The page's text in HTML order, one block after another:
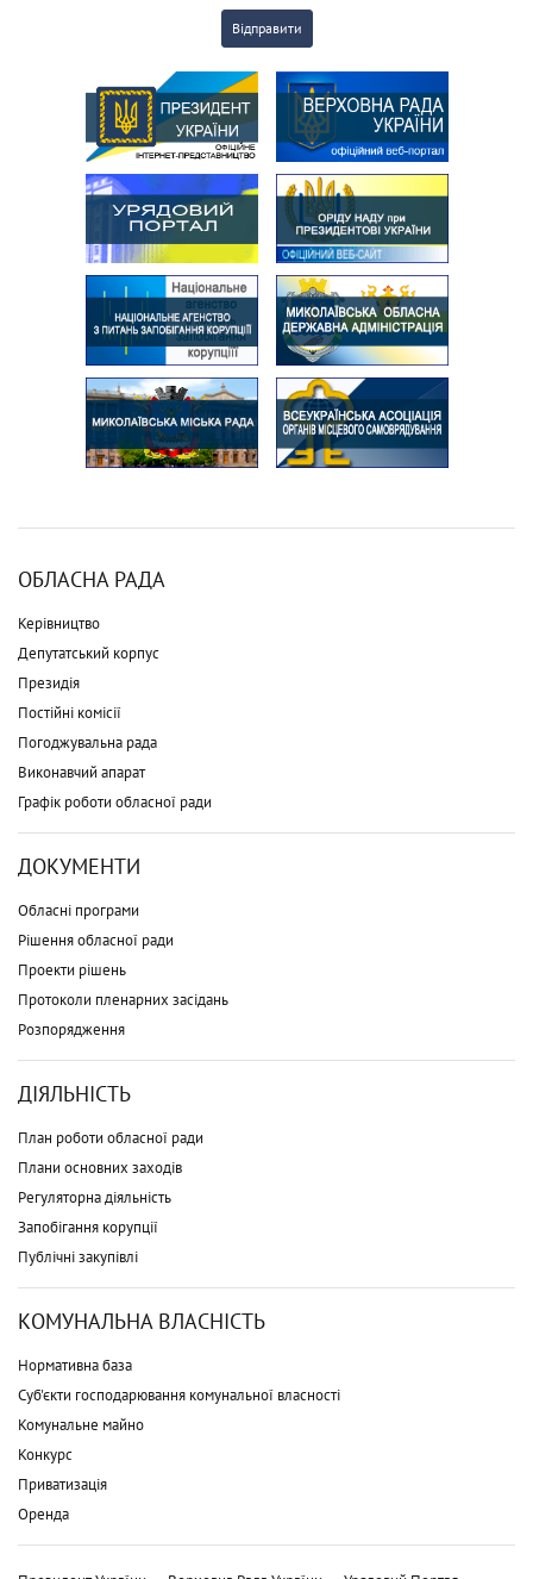
Відправити
ОБЛАСНА РАДА
Керівництво
Депутатський корпус
Президія
Постійні комісії
Погоджувальна рада
Виконавчий апарат
Графік роботи обласної ради
ДОКУМЕНТИ
Обласні програми
Рішення обласної ради
Проекти рішень
Протоколи пленарних засідань
Розпорядження
ДІЯЛЬНІСТЬ
План роботи обласної ради
Плани основних заходів
Регуляторна діяльність
Запобігання корупції
Публічні закупівлі
КОМУНАЛЬНА ВЛАСНІСТЬ
Нормативна база
Суб'єкти господарювання комунальної власності
Комунальне майно
Конкурс
Приватизація
Оренда